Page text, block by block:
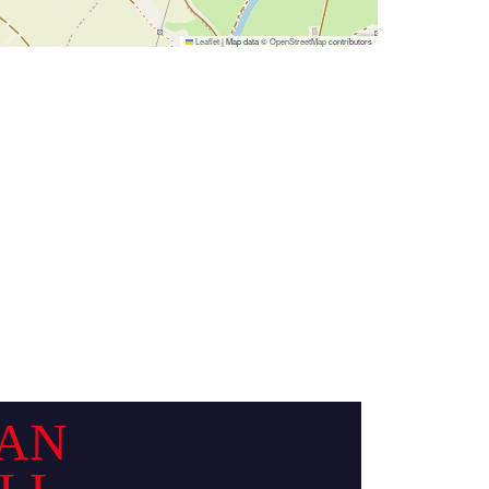
Leaflet|Map data ©OpenStreetMapcontributors